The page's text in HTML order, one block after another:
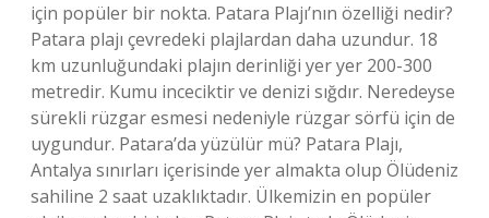
için popüler bir nokta. Patara Plajı’nın özelliği nedir?
Patara plajı çevredeki plajlardan daha uzundur. 18
km uzunluğundaki plajın derinliği yer yer 200-300
metredir. Kumu inceciktir ve denizi sığdır. Neredeyse
sürekli rüzgar esmesi nedeniyle rüzgar sörfü için de
uygundur. Patara’da yüzülür mü? Patara Plajı,
Antalya sınırları içerisinde yer almakta olup Ölüdeniz
sahiline 2 saat uzaklıktadır. Ülkemizin en popüler